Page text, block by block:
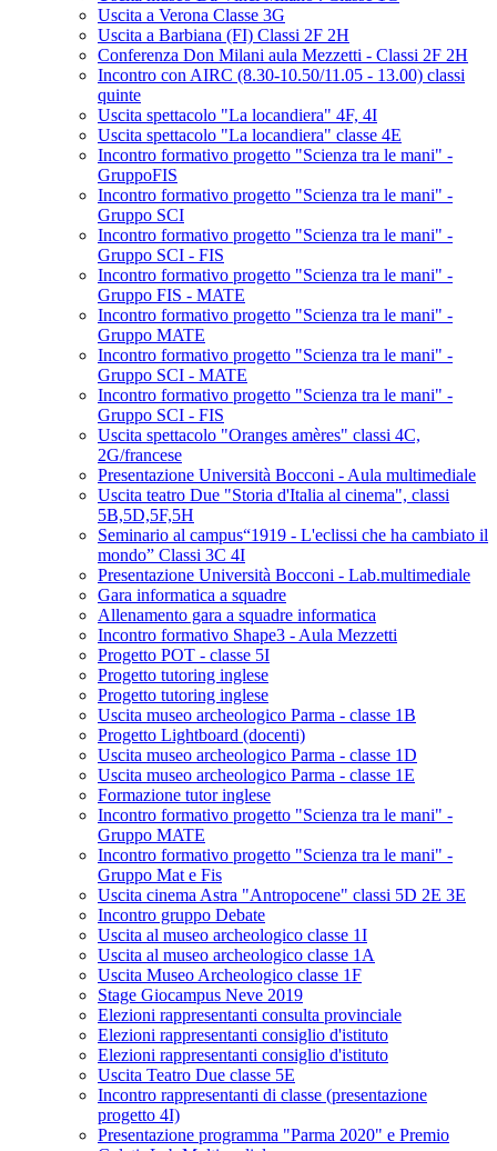
Uscita a Verona Classe 3G
Uscita a Barbiana (FI) Classi 2F 2H
Conferenza Don Milani aula Mezzetti - Classi 2F 2H
Incontro con AIRC (8.30-10.50/11.05 - 13.00) classi
quinte
Uscita spettacolo "La locandiera" 4F, 4I
Uscita spettacolo "La locandiera" classe 4E
Incontro formativo progetto "Scienza tra le mani" -
GruppoFIS
Incontro formativo progetto "Scienza tra le mani" -
Gruppo SCI
Incontro formativo progetto "Scienza tra le mani" -
Gruppo SCI - FIS
Incontro formativo progetto "Scienza tra le mani" -
Gruppo FIS - MATE
Incontro formativo progetto "Scienza tra le mani" -
Gruppo MATE
Incontro formativo progetto "Scienza tra le mani" -
Gruppo SCI - MATE
Incontro formativo progetto "Scienza tra le mani" -
Gruppo SCI - FIS
Uscita spettacolo "Oranges amères" classi 4C,
2G/francese
Presentazione Università Bocconi - Aula multimediale
Uscita teatro Due "Storia d'Italia al cinema", classi
5B,5D,5F,5H
Seminario al campus“1919 - L'eclissi che ha cambiato il
mondo” Classi 3C 4I
Presentazione Università Bocconi - Lab.multimediale
Gara informatica a squadre
Allenamento gara a squadre informatica
Incontro formativo Shape3 - Aula Mezzetti
Progetto POT - classe 5I
Progetto tutoring inglese
Progetto tutoring inglese
Uscita museo archeologico Parma - classe 1B
Progetto Lightboard (docenti)
Uscita museo archeologico Parma - classe 1D
Uscita museo archeologico Parma - classe 1E
Formazione tutor inglese
Incontro formativo progetto "Scienza tra le mani" -
Gruppo MATE
Incontro formativo progetto "Scienza tra le mani" -
Gruppo Mat e Fis
Uscita cinema Astra "Antropocene" classi 5D 2E 3E
Incontro gruppo Debate
Uscita al museo archeologico classe 1I
Uscita al museo archeologico classe 1A
Uscita Museo Archeologico classe 1F
Stage Giocampus Neve 2019
Elezioni rappresentanti consulta provinciale
Elezioni rappresentanti consiglio d'istituto
Elezioni rappresentanti consiglio d'istituto
Uscita Teatro Due classe 5E
Incontro rappresentanti di classe (presentazione
progetto 4I)
Presentazione programma "Parma 2020" e Premio